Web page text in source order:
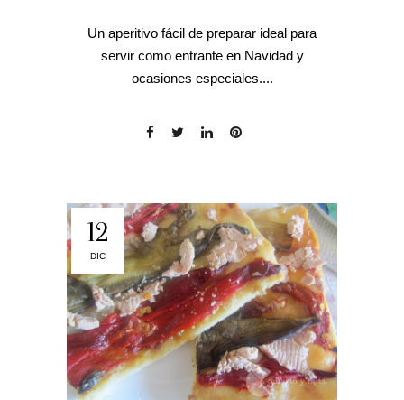
Un aperitivo fácil de preparar ideal para
servir como entrante en Navidad y
ocasiones especiales....
12
DIC